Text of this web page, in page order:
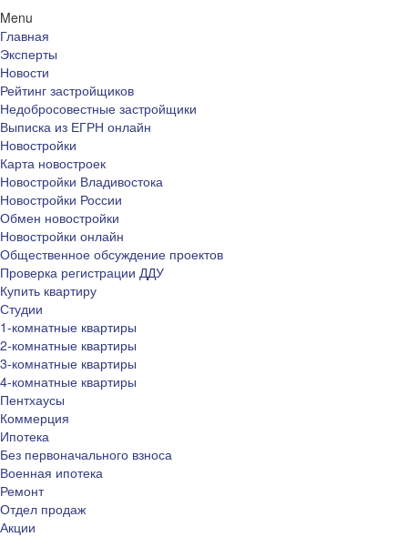
Menu
Главная
Эксперты
Новости
Рейтинг застройщиков
Недобросовестные застройщики
Выписка из ЕГРН онлайн
Новостройки
Карта новостроек
Новостройки Владивостока
Новостройки России
Обмен новостройки
Новостройки онлайн
Общественное обсуждение проектов
Проверка регистрации ДДУ
Купить квартиру
Студии
1-комнатные квартиры
2-комнатные квартиры
3-комнатные квартиры
4-комнатные квартиры
Пентхаусы
Коммерция
Ипотека
Без первоначального взноса
Военная ипотека
Ремонт
Отдел продаж
Акции